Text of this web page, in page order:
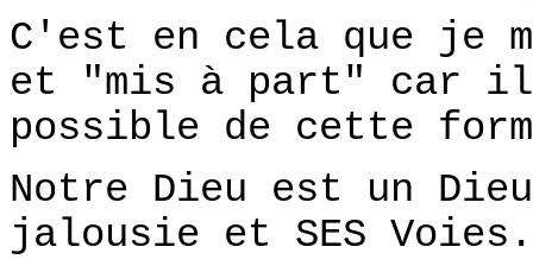
C'est en cela que je
et "mis à part" car il
possible de cette
Notre Dieu est un
jalousie et SES Voies.